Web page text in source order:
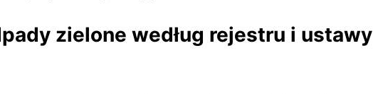
zielone według rejestru i ustawy